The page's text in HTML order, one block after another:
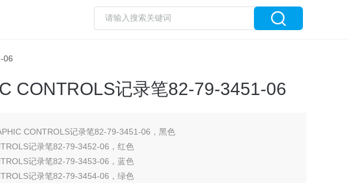
06
CONTROLS记录笔82-79-3451-06
CONTROLS记录笔82-79-3451-06，黑色
记录笔82-79-3452-06，红色
记录笔82-79-3453-06，蓝色
记录笔82-79-3454-06，绿色